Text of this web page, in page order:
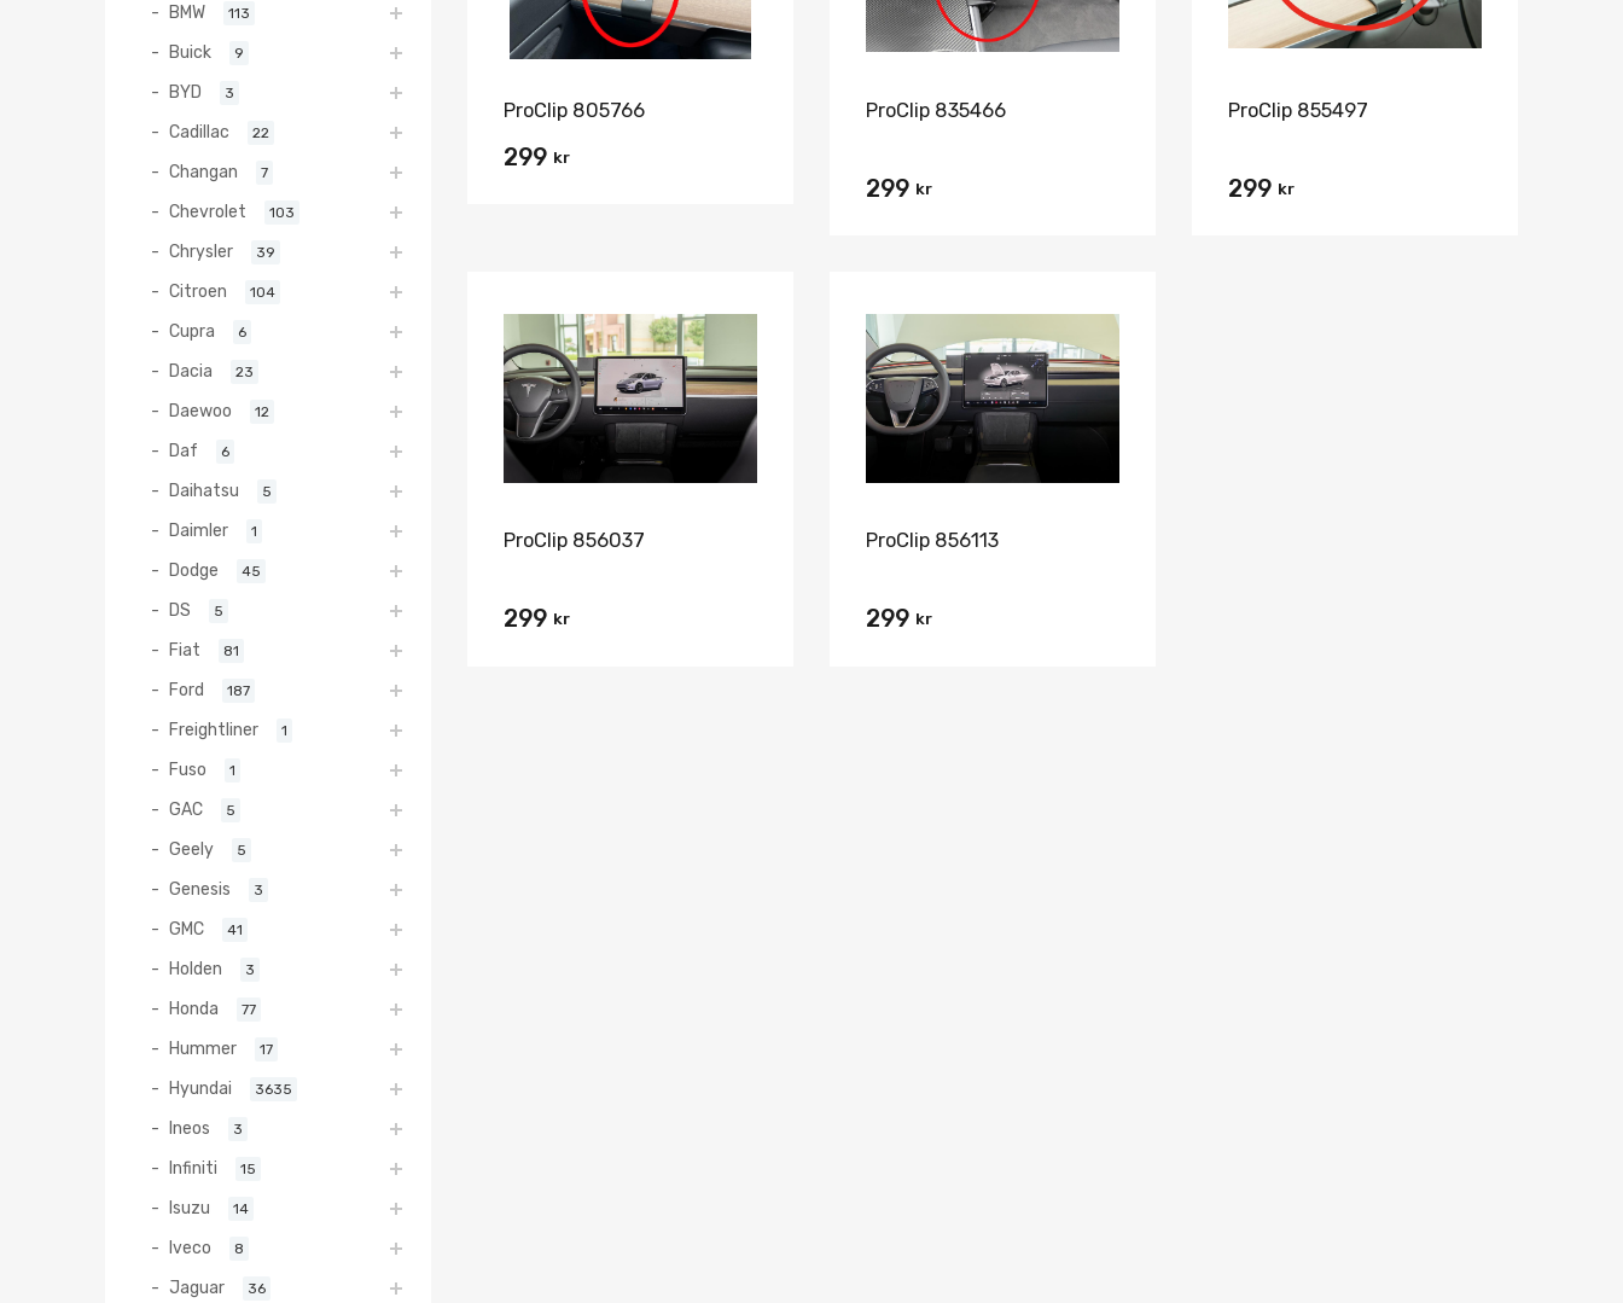
ProClip 805766
299 kr
ProClip 835466
299 kr
ProClip 855497
299 kr
Lägg i önskelista
ProClip 856037
299 kr
ProClip 856113
299 kr
BMW 113
Buick 9
BYD 3
Cadillac 22
Changan 7
Chevrolet 103
Chrysler 39
Citroen 104
Cupra 6
Dacia 23
Daewoo 12
Daf 6
Daihatsu 5
Daimler 1
Dodge 45
DS 5
Fiat 81
Ford 187
Freightliner 1
Fuso 1
GAC 5
Geely 5
Genesis 3
GMC 41
Holden 3
Honda 77
Hummer 17
Hyundai 3635
Ineos 3
Infiniti 15
Isuzu 14
Iveco 8
Jaguar 36